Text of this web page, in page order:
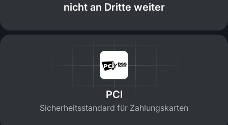
nicht an Dritte weiter
PCI
Sicherheitsstandard für Zahlungskarten